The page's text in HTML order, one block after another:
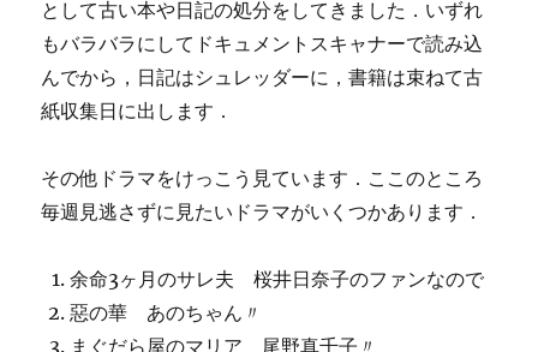
として古い本や日記の処分をしてきました．いずれ
もバラバラにしてドキュメントスキャナーで読み込
んでから，日記はシュレッダーに，書籍は束ねて古
紙収集日に出します．
その他ドラマをけっこう見ています．ここのところ
毎週見逃さずに見たいドラマがいくつかあります．
余命3ヶ月のサレ夫 桜井日奈子のファンなので
惡の華 あのちゃん〃
まぐだら屋のマリア 尾野真千子〃